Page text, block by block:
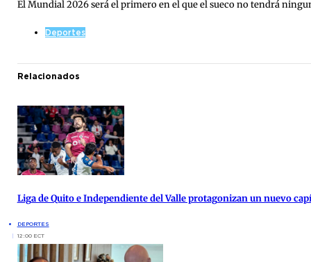
El Mundial 2026 será el primero en el que el sueco no tendrá
Deportes
Relacionados
Liga de Quito e Independiente del Valle protagonizan un nuevo
DEPORTES
12:00 ECT